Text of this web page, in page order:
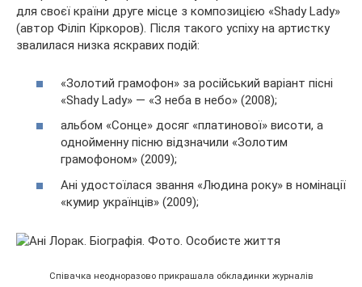
для своєї країни друге місце з композицією «Shady Lady»
(автор Філіп Кіркоров). Після такого успіху на артистку
звалилася низка яскравих подій:
«Золотий грамофон» за російський варіант пісні
«Shady Lady» — «З неба в небо» (2008);
альбом «Сонце» досяг «платинової» висоти, а
однойменну пісню відзначили «Золотим
грамофоном» (2009);
Ані удостоїлася звання «Людина року» в номінації
«кумир українців» (2009);
Співачка неодноразово прикрашала обкладинки журналів